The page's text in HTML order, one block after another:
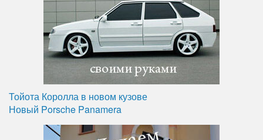
Тойота Королла в новом кузове
Новый Porsche Panamera